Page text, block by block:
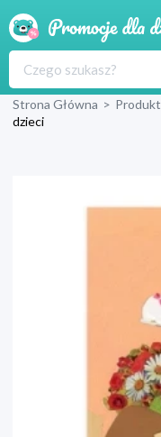
Strona Główna >
dzieci